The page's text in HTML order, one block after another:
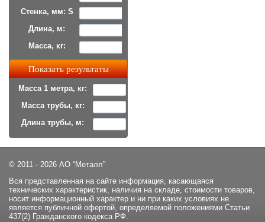
Стенка, мм: S
Длина, м:
Масса, кг:
Масса 1 метра, кг:
Масса трубы, кг:
Длина трубы, м:
© 2011 - 2026 АО “Металл”
Вся представленная на сайте информация, касающаяся
технических характеристик, наличия на складе, стоимости товаров,
носит информационный характер и ни при каких условиях не
является публичной офертой, определяемой положениями Статьи
437(2) Гражданского кодекса РФ.